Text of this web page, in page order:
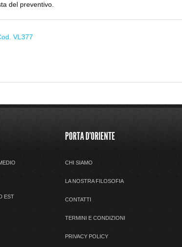
del preventivo.
VL377
EST
PORTA D'ORIENTE
CHI SIAMO
LA NOSTRA FILOSOFIA
CONTATTI
TERMINI E CONDIZIONI
PRIVACY POLICY